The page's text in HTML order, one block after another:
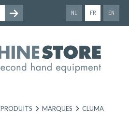
NL FR EN
PRODUITS MARQUES CLUMA